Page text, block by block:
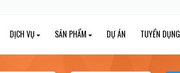
DỊCH VỤ SẢN PHẨM DỰ ÁN TUYỂN DỤNG